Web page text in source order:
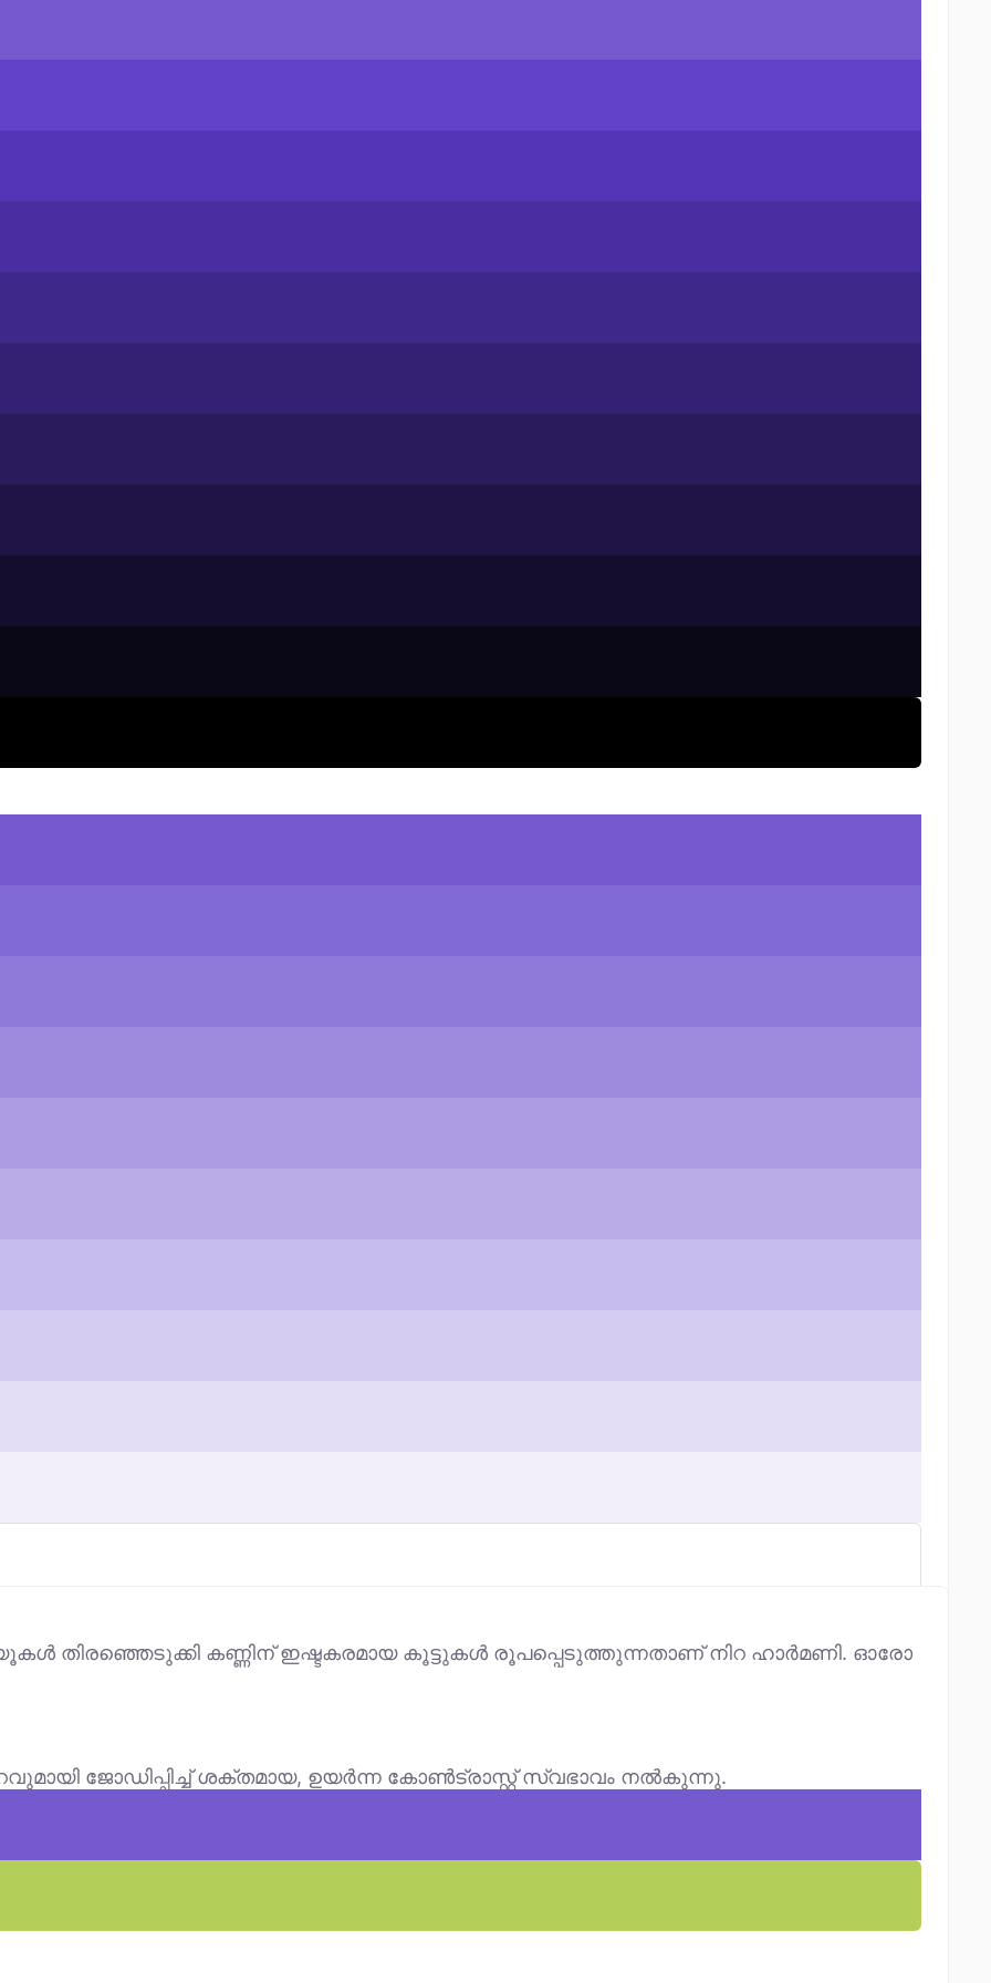
തിരഞ്ഞെടുക്കി കണ്ണിന് ഇഷ്ടകരമായ കൂട്ടുകൾ രൂപപ്പെടുത്തുന്നതാണ് നിറ ഹാർമണി. ഓരോ
നിറവുമായി ജോഡിപ്പിച്ച് ശക്തമായ, ഉയർന്ന കോൺട്രാസ്റ്റ് സ്വഭാവം നൽകുന്നു.